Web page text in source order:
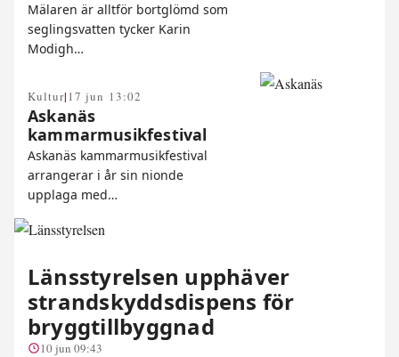
Mälaren är alltför bortglömd som
seglingsvatten tycker Karin
Modigh…
Kultur| 17 jun 13:02
Askanäs
kammarmusikfestival
Askanäs kammarmusikfestival
arrangerar i år sin nionde
upplaga med…
Länsstyrelsen upphäver
strandskyddsdispens för
bryggtillbyggnad
10 jun 09:43